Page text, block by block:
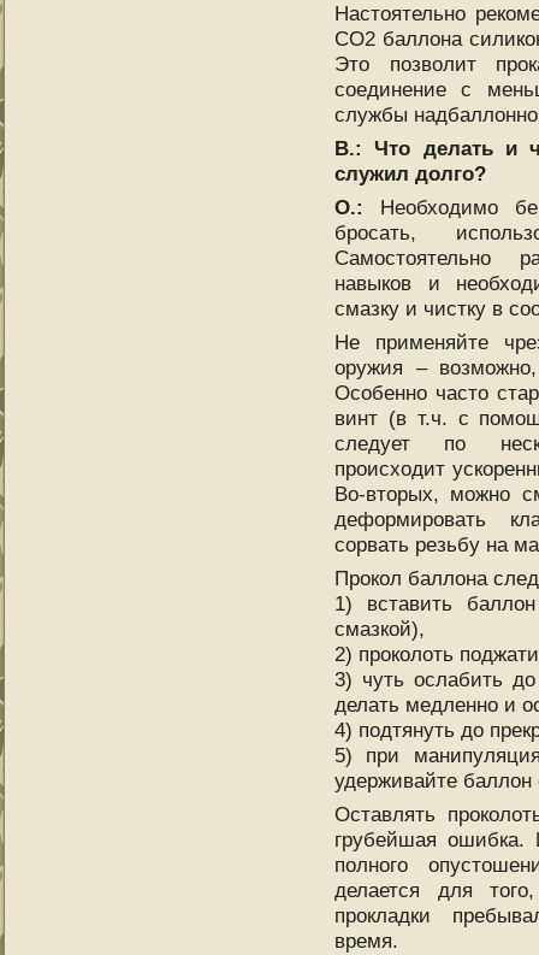
Настоятельно
СО2 баллона
Это позволит
соединение с
службы
В.: Что делать и
служил долго?
О.: Необходимо
бросать,
Самостоятельно
навыков и
смазку и чистку в
Не применяйте
оружия –
Особенно часто
винт (в т.ч. с
следует по
происходит
Во-вторых, можно
деформировать
сорвать резьбу на
Прокол баллона
1) вставить
смазкой),
2) проколоть
3) чуть ослабить
делать медленно и
4) подтянуть до
5) при
удерживайте баллон
Оставлять
грубейшая ошибка.
полного
делается для
прокладки
время.